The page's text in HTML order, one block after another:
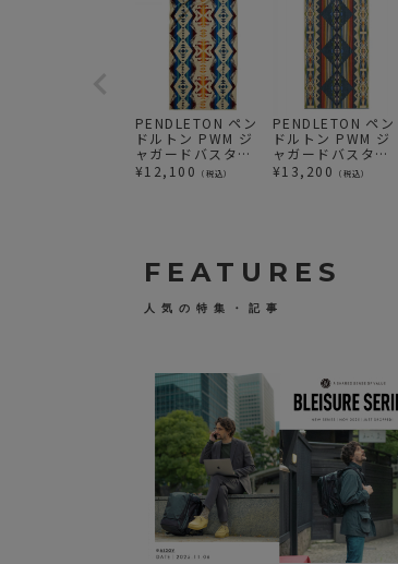
PENDLETON ペン
ドルトン PWM ジ
ャガードバスタオ
ルオーバーサイズ
XB233 LosLunas
¥12,100 （税込）
PENDLETON ペン
ドルトン PWM ジ
ャガードバスタオ
ルオーバーサイズ
XB233 クリークサ
¥13,200 （税込）
FEATURES
人気の特集・記事